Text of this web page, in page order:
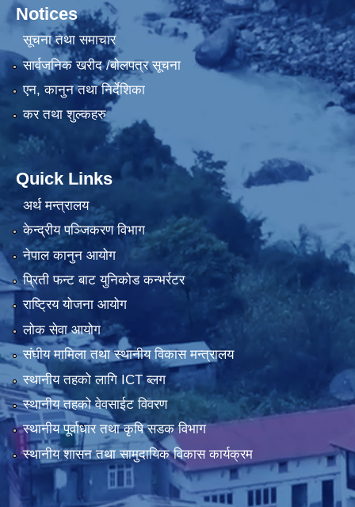
Notices
सूचना तथा समाचार
सार्वजनिक खरीद /बोलपत्र सूचना
एन, कानुन तथा निर्देशिका
कर तथा शुल्कहरु
Quick Links
अर्थ मन्त्रालय
केन्द्रीय पञ्जिकरण विभाग
नेपाल कानुन आयोग
प्रिती फन्ट बाट युनिकोड कन्भर्रटर
राष्ट्रिय योजना आयोग
लोक सेवा आयोग
संघीय मामिला तथा स्थानीय विकास मन्त्रालय
स्थानीय तहको लागि ICT ब्लग
स्थानीय तहको वेवसाईट विवरण
स्थानीय पूर्वाधार तथा कृषि सडक विभाग
स्थानीय शासन तथा सामुदायिक विकास कार्यक्रम